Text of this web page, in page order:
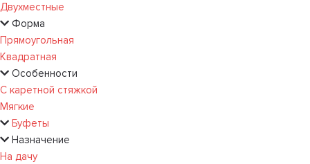
Двухместные
Форма
Прямоугольная
Квадратная
Особенности
С каретной стяжкой
Мягкие
Буфеты
Назначение
На дачу